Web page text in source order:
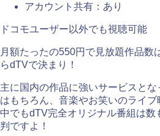
アカウント共有：あり
ドコモユーザー以外でも視聴可能
月額たったの550円で見放題作品数
らdTVで決まり！
主に国内の作品に強いサービスと
はもちろん、音楽やお笑いのライブ
中でもdTV完全オリジナル番組は
判ですよ！